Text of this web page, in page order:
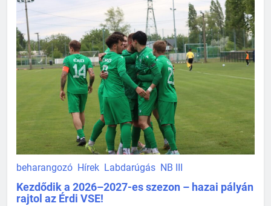
beharangozó Hírek Labdarúgás NB III
Kezdődik a 2026–2027-es szezon – hazai pályán
rajtol az Érdi VSE!